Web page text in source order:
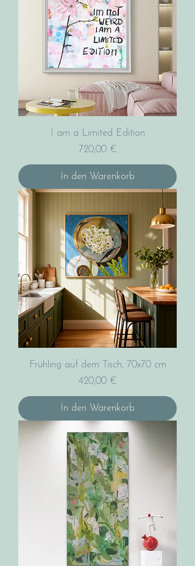
I am a Limited Edition
Preis
720,00 €
In den Warenkorb
Frühling auf dem Tisch, 70x70 cm
Preis
420,00 €
In den Warenkorb